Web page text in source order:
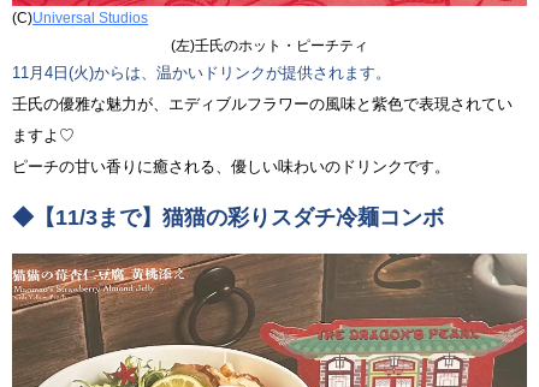
(C)Universal Studios
(左)壬氏のホット・ピーチティ
11月4日(火)からは、温かいドリンクが提供されます。
壬氏の優雅な魅力が、エディブルフラワーの風味と紫色で表現されてい
ますよ♡
ピーチの甘い香りに癒される、優しい味わいのドリンクです。
◆【11/3まで】猫猫の彩りスダチ冷麺コンボ